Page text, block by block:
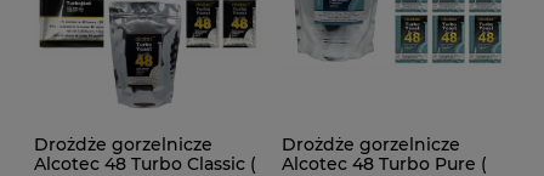
Drożdże gorzelnicze
Alcotec 48 Turbo Classic (
Drożdże gorzelnicze
Alcotec 48 Turbo Pure (